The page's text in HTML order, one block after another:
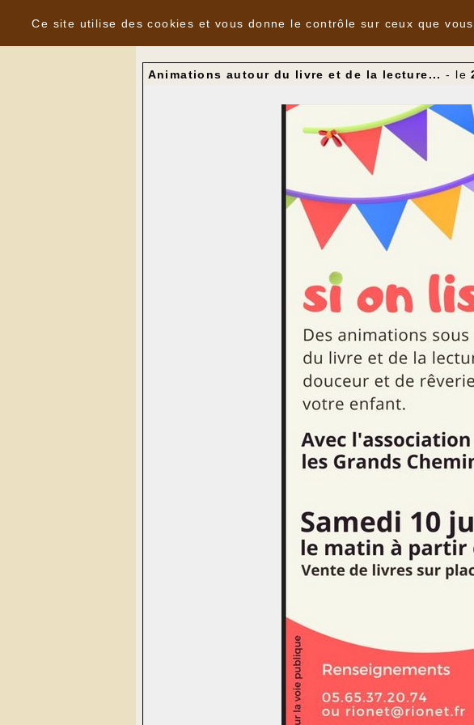
Nouvelles
Animations autour du livre et de la lecture... - le
Ce site utilise des cookies et vous donne le contrôle sur ceux que